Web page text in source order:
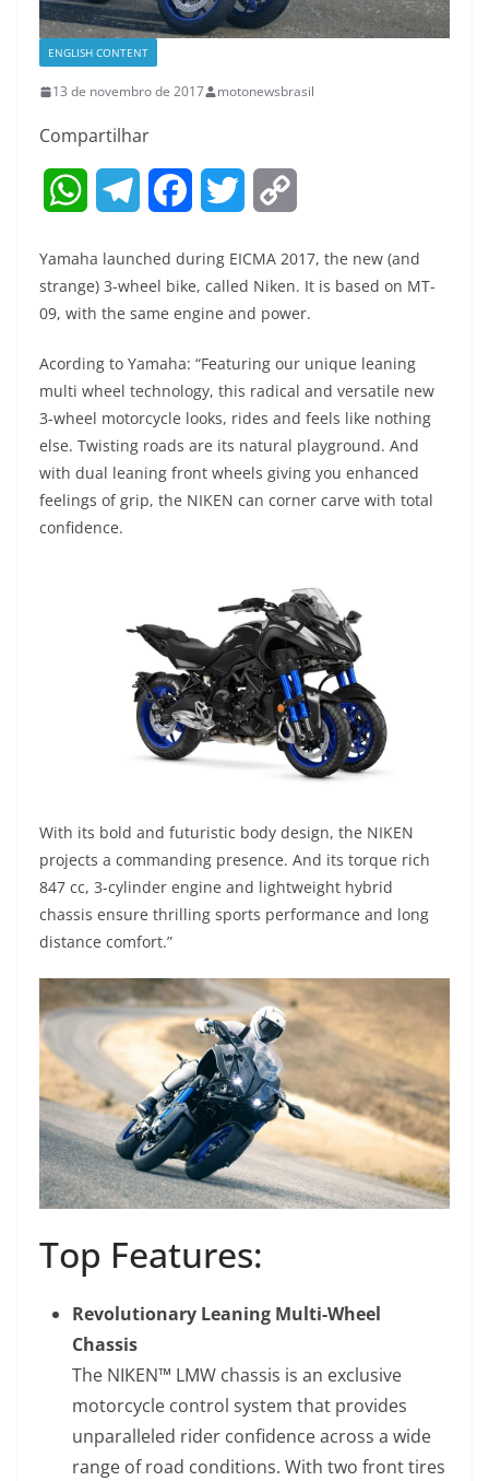
ENGLISH CONTENT
13 de novembro de 2017 motonewsbrasil
Compartilhar
W
a
t
s
A
p
p
l
e
g
a
m
c
e
b
o
k
i
t
t
e
r
p
y
L
i
n
k
Yamaha launched during EICMA 2017, the new (and
strange) 3-wheel bike, called Niken. It is based on MT-
09, with the same engine and power.
Acording to Yamaha: “Featuring our unique leaning
multi wheel technology, this radical and versatile new
3-wheel motorcycle looks, rides and feels like nothing
else. Twisting roads are its natural playground. And
with dual leaning front wheels giving you enhanced
feelings of grip, the NIKEN can corner carve with total
confidence.
With its bold and futuristic body design, the NIKEN
projects a commanding presence. And its torque rich
847 cc, 3-cylinder engine and lightweight hybrid
chassis ensure thrilling sports performance and long
distance comfort.”
Top Features:
Revolutionary Leaning Multi-Wheel
Chassis
The NIKEN™ LMW chassis is an exclusive
motorcycle control system that provides
unparalleled rider confidence across a wide
range of road conditions. With two front tires